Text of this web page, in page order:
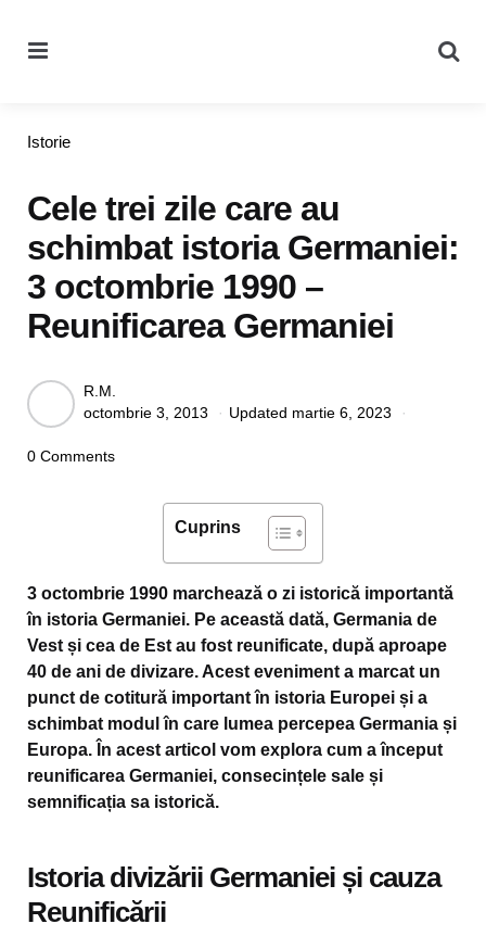
Categories
Istorie
Cele trei zile care au
schimbat istoria Germaniei:
3 octombrie 1990 –
Reunificarea Germaniei
Posted
by
R.M.
octombrie 3, 2013
Updated martie 6, 2023
0 Comments
Cuprins
3 octombrie 1990 marchează o zi istorică importantă
în istoria Germaniei. Pe această dată, Germania de
Vest și cea de Est au fost reunificate, după aproape
40 de ani de divizare. Acest eveniment a marcat un
punct de cotitură important în istoria Europei și a
schimbat modul în care lumea percepea Germania și
Europa. În acest articol vom explora cum a început
reunificarea Germaniei, consecințele sale și
semnificația sa istorică.
Istoria divizării Germaniei și cauza
Reunificării